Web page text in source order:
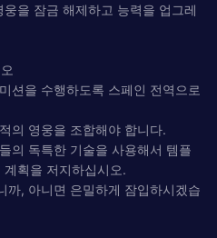
을 잠금 해제하고 능력을 업그레
션을 수행하도록 스페인 전역으로
의 영웅을 조합해야 합니다.
의 독특한 기술을 사용해서 템플
획을 저지하십시오.
까, 아니면 은밀하게 잠입하시겠습